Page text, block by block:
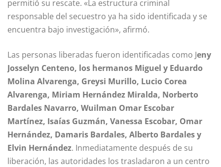
permitió su rescate. «La estructura criminal
responsable del secuestro ya ha sido identificada y se
encuentra bajo investigación», afirmó.
Las personas liberadas fueron identificadas como Jeny
Josselyn Centeno, los hermanos Miguel y Eduardo
Molina Alvarenga, Greysi Murillo, Lucio Corea
Alvarenga, Miriam Hernández Miralda, Norberto
Bardales Navarro, Wuilman Omar Escobar
Martínez, Isaías Guzmán, Vanessa Escobar, Omar
Hernández, Damaris Bardales, Alberto Bardales y
Elvin Hernández. Inmediatamente después de su
liberación, las autoridades los trasladaron a un centro